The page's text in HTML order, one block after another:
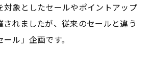
対象としたセールやポイントアップ
されましたが、従来のセールと違う
ル」企画です。